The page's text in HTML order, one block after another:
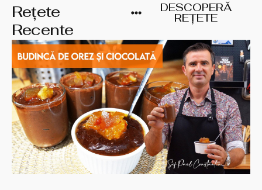
Rețete
Recente
DESCOPERĂ
REȚETE